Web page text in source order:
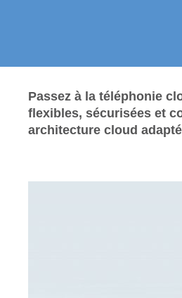
Passez à la téléphonie
flexibles, sécurisées et
architecture cloud